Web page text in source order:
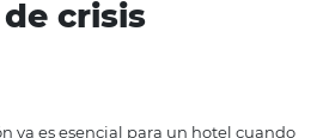
gerente del